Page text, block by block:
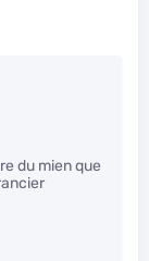
du mien que